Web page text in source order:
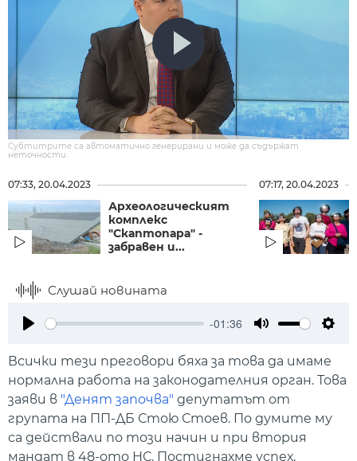
Субтитрите са автоматично генерирани и може да съдържат
неточности.
07:33, 20.04.2023
Археологическият
комплекс
"Скаптопара" -
забравен и...
07:17, 20.04.2023
Слушай новината
-01:36
Всички тези преговори бяха за това да имаме
нормална работа на законодателния орган. Това
заяви в "Денят започва" депутатът от
групата на ПП-ДБ Стою Стоев. По думите му
са действали по този начин и при втория
мандат в 48-ото НС. Постигнахме успех,